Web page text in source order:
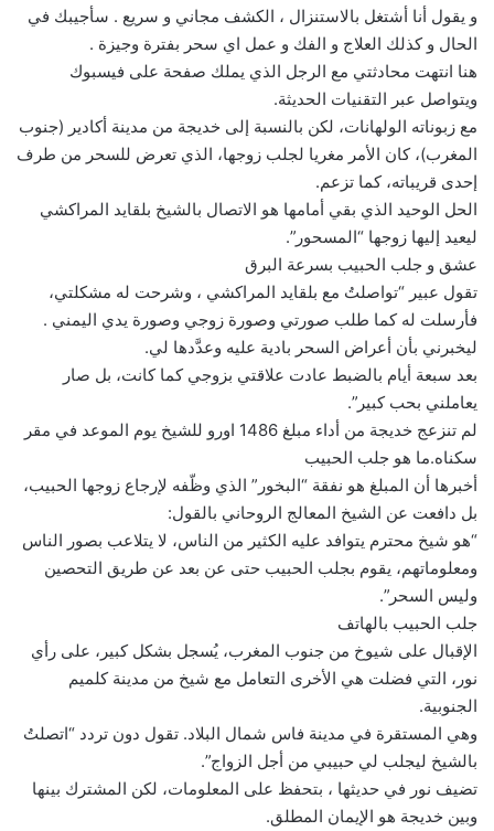
و يقول أنا أشتغل بالاستنزال ، الكشف مجاني و سريع . سأجيبك في
الحال و كذلك العلاج و الفك و عمل اي سحر بفترة وجيزة .
هنا انتهت محادثتي مع الرجل الذي يملك صفحة على فيسبوك
ويتواصل عبر التقنيات الحديثة.
مع زبوناته الولهانات، لكن بالنسبة إلى خديجة من مدينة أكادير (جنوب
المغرب)، كان الأمر مغريا لجلب زوجها، الذي تعرض للسحر من طرف
إحدى قريباته، كما تزعم.
الحل الوحيد الذي بقي أمامها هو الاتصال بالشيخ بلقايد المراكشي
ليعيد إليها زوجها “المسحور”.
عشق و جلب الحبيب بسرعة البرق
تقول عبير “تواصلتُ مع بلقايد المراكشي ، وشرحت له مشكلتي،
فأرسلت له كما طلب صورتي وصورة زوجي وصورة يدي اليمني .
ليخبرني بأن أعراض السحر بادية عليه وعدَّدها لي.
بعد سبعة أيام بالضبط عادت علاقتي بزوجي كما كانت، بل صار
يعاملني بحب كبير”.
لم تنزعج خديجة من أداء مبلغ 1486 اورو للشيخ يوم الموعد في مقر
سكناه.ما هو جلب الحبيب
أخبرها أن المبلغ هو نفقة “البخور” الذي وظّفه لإرجاع زوجها الحبيب،
بل دافعت عن الشيخ المعالج الروحاني بالقول:
“هو شيخ محترم يتوافد عليه الكثير من الناس، لا يتلاعب بصور الناس
ومعلوماتهم، يقوم بجلب الحبيب حتى عن بعد عن طريق التحصين
وليس السحر”.
جلب الحبيب بالهاتف
الإقبال على شيوخ من جنوب المغرب، يُسجل بشكل كبير، على رأي
نور، التي فضلت هي الأخرى التعامل مع شيخ من مدينة كلميم
الجنوبية.
وهي المستقرة في مدينة فاس شمال البلاد. تقول دون تردد “اتصلتُ
بالشيخ ليجلب لي حبيبي من أجل الزواج”.
تضيف نور في حديثها ، بتحفظ على المعلومات، لكن المشترك بينها
وبين خديجة هو الإيمان المطلق.